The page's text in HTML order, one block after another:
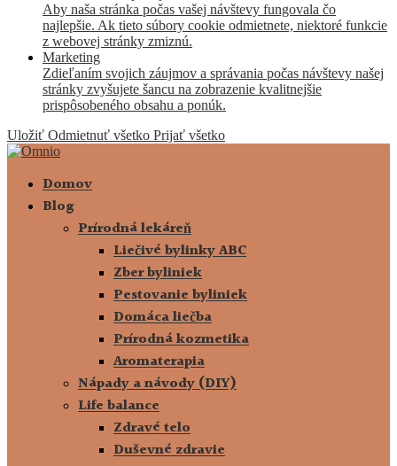
Aby naša stránka počas vašej návštevy fungovala čo
najlepšie. Ak tieto súbory cookie odmietnete, niektoré funkcie
z webovej stránky zmiznú.
Marketing
Zdieľaním svojich záujmov a správania počas návštevy našej
stránky zvyšujete šancu na zobrazenie kvalitnejšie
prispôsobeného obsahu a ponúk.
Uložiť Odmietnuť všetko Prijať všetko
Domov
Blog
Prírodná lekáreň
Liečivé bylinky ABC
Zber byliniek
Pestovanie byliniek
Domáca liečba
Prírodná kozmetika
Aromaterapia
Nápady a návody (DIY)
Life balance
Zdravé telo
Duševné zdravie